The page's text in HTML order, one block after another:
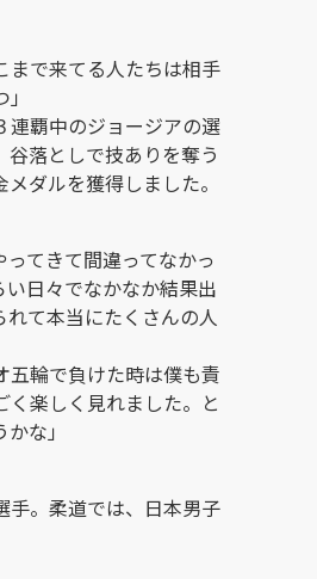
まで来てる人たちは相手
連覇中のジョージアの選
落としで技ありを奪う
ダルを獲得しました。
てきて間違ってなかっ
日々でなかなか結果出
て本当にたくさんの人
五輪で負けた時は僕も責
楽しく見れました。と
な」
手。柔道では、日本男子